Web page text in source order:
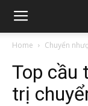
Home Chuyển
Top cầu
trị